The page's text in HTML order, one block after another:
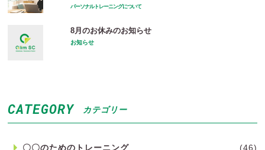
パーソナルトレーニングについて
8月のお休みのお知らせ
お知らせ
CATEGORY カテゴリー
〇〇のためのトレーニング (46)